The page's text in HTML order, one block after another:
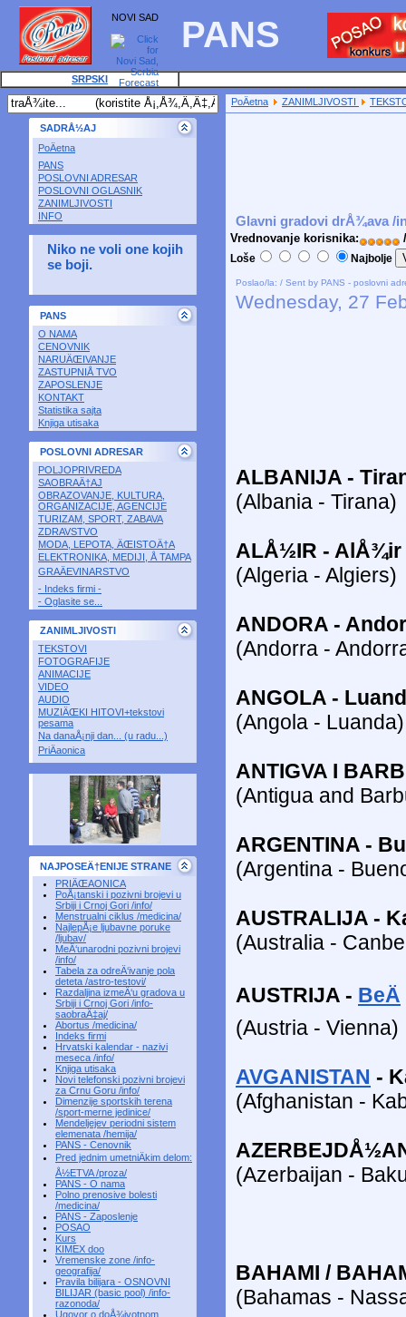
NOVI SAD PANS
SRPSKI
SADRÅ½AJ
PoÄetna
PANS
POSLOVNI ADRESAR
POSLOVNI OGLASNIK
ZANIMLJIVOSTI
INFO
Niko ne voli one kojih
se boji.
PANS
O NAMA
CENOVNIK
NARUÄŒIVANJE
ZASTUPNIÅ TVO
ZAPOSLENJE
KONTAKT
Statistika sajta
Knjiga utisaka
POSLOVNI ADRESAR
POLJOPRIVREDA
SAOBRAÄ†AJ
OBRAZOVANJE, KULTURA,
ORGANIZACIJE, AGENCIJE
TURIZAM, SPORT, ZABAVA
ZDRAVSTVO
MODA, LEPOTA, ÄŒISTOÄ†A
ELEKTRONIKA, MEDIJI, Å TAMPA
GRAÄEVINARSTVO
- Indeks firmi -
- Oglasite se...
ZANIMLJIVOSTI
TEKSTOVI
FOTOGRAFIJE
ANIMACIJE
VIDEO
AUDIO
MUZIÄŒKI HITOVI+tekstovi
pesama
Na danaÅ¡nji dan... (u radu...)
PriÄaonica
NAJPOSEÄ†ENIJE STRANE
PRIÄŒAONICA
PoÅ¡tanski i pozivni brojevi u
Srbiji i Crnoj Gori /info/
Menstrualni ciklus /medicina/
NajlepÅ¡e ljubavne poruke
/ljubav/
MeÄ‘unarodni pozivni brojevi
/info/
Tabela za odreÄ‘ivanje pola
deteta /astro-testovi/
Razdaljina izmeÄ‘u gradova u
Srbiji i Crnoj Gori /info-
saobraÄ‡aj/
Abortus /medicina/
Indeks firmi
Hrvatski kalendar - nazivi
meseca /info/
Knjiga utisaka
Novi telefonski pozivni brojevi
za Crnu Goru /info/
Dimenzije sportskih terena
/sport-merne jedinice/
Mendeljejev periodni sistem
elemenata /hemija/
PANS - Cenovnik
Pred jednim umetniÄkim delom:
Å½ETVA /proza/
PANS - O nama
Polno prenosive bolesti
/medicina/
PANS - Zaposlenje
POSAO
Kurs
KIMEX doo
Vremenske zone /info-
geografija/
Pravila bilijara - OSNOVNI
BILIJAR (basic pool) /info-
razonoda/
Ugovor o doÅ¾ivotnom
PoÄetna ZANIMLJIVOSTI
Glavni gradovi drÅ¾ava /
Vrednovanje korisnika:
Loše Najbolje
Poslao/la: / Sent by PANS - poslovni
Wednesday, 27
ALBANIJA -
(Albania - Tirana)
ALÅ½IR - AlÅ¾ir
(Algeria - Algiers)
ANDORA -
(Andorra -
ANGOLA -
(Angola - Luanda)
ANTIGVA I
(Antigua and
ARGENTINA -
(Argentina -
AUSTRALIJA -
(Australia -
AUSTRIJA - BeÄ
(Austria - Vienna)
AVGANISTAN -
(Afghanistan -
(Azerbaijan -
BAHAMI /
(Bahamas -